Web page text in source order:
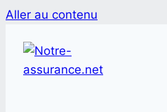
Aller au contenu